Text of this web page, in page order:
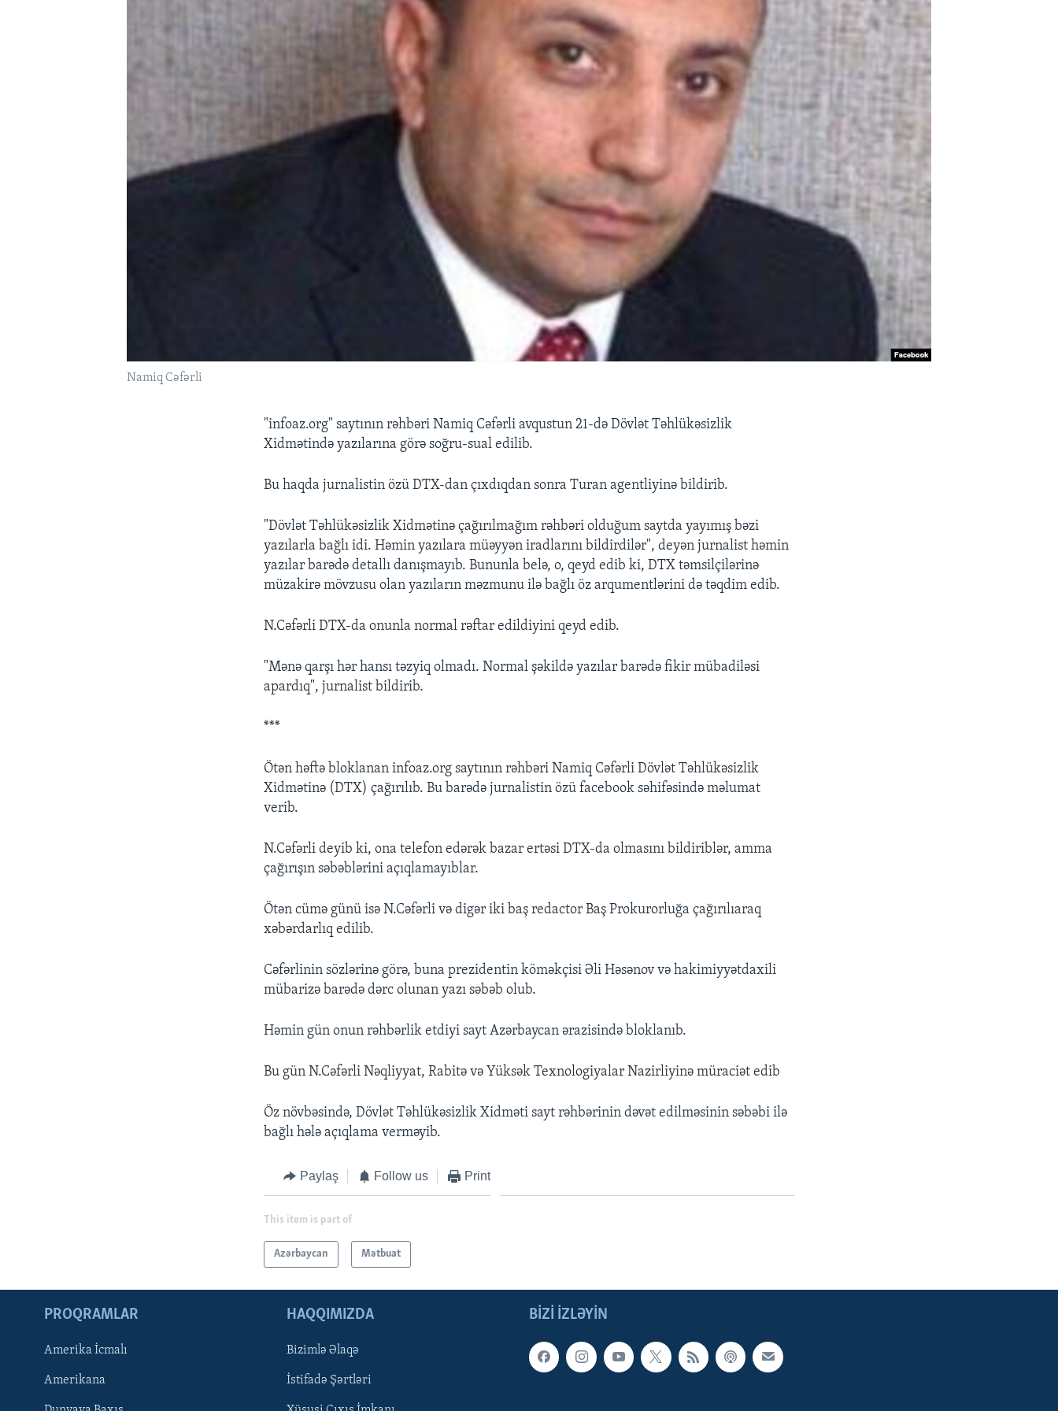
BIZI IZLƏYIN
Namiq Cəfərli
"infoaz.org" saytının rəhbəri Namiq Cəfərli avqustun 21-də Dövlət Təhlükəsizlik
Xidmətində yazılarına görə soğru-sual edilib.
Bu haqda jurnalistin özü DTX-dan çıxdıqdan sonra Turan agentliyinə bildirib.
"Dövlət Təhlükəsizlik Xidmətinə çağırılmağım rəhbəri olduğum saytda yayımış bəzi
yazılarla bağlı idi. Həmin yazılara müəyyən iradlarını bildirdilər", deyən jurnalist həmin
yazılar barədə detallı danışmayıb. Bununla belə, o, qeyd edib ki, DTX təmsilçilərinə
müzakirə mövzusu olan yazıların məzmunu ilə bağlı öz arqumentlərini də təqdim edib.
N.Cəfərli DTX-da onunla normal rəftar edildiyini qeyd edib.
"Mənə qarşı hər hansı təzyiq olmadı. Normal şəkildə yazılar barədə fikir mübadiləsi
apardıq", jurnalist bildirib.
***
Ötən həftə bloklanan infoaz.org saytının rəhbəri Namiq Cəfərli Dövlət Təhlükəsizlik
Xidmətinə (DTX) çağırılıb. Bu barədə jurnalistin özü facebook səhifəsində məlumat
verib.
N.Cəfərli deyib ki, ona telefon edərək bazar ertəsi DTX-da olmasını bildiriblər, amma
çağırışın səbəblərini açıqlamayıblar.
Ötən cümə günü isə N.Cəfərli və digər iki baş redactor Baş Prokurorluğa çağırılıaraq
xəbərdarlıq edilib.
Cəfərlinin sözlərinə görə, buna prezidentin köməkçisi Əli Həsənov və hakimiyyətdaxili
mübarizə barədə dərc olunan yazı səbəb olub.
Həmin gün onun rəhbərlik etdiyi sayt Azərbaycan ərazisində bloklanıb.
Bu gün N.Cəfərli Nəqliyyat, Rabitə və Yüksək Texnologiyalar Nazirliyinə müraciət edib
Öz növbəsində, Dövlət Təhlükəsizlik Xidməti sayt rəhbərinin dəvət edilməsinin səbəbi ilə
bağlı hələ açıqlama verməyib.
Paylaş Follow us Print
This item is part of
Azərbaycan Mətbuat
BIZI IZLƏYIN
PROQRAMLAR
Amerika İcmalı
Amerikana
HAQQIMIZDA
Bizimlə Əlaqə
İstifadə Şərtləri